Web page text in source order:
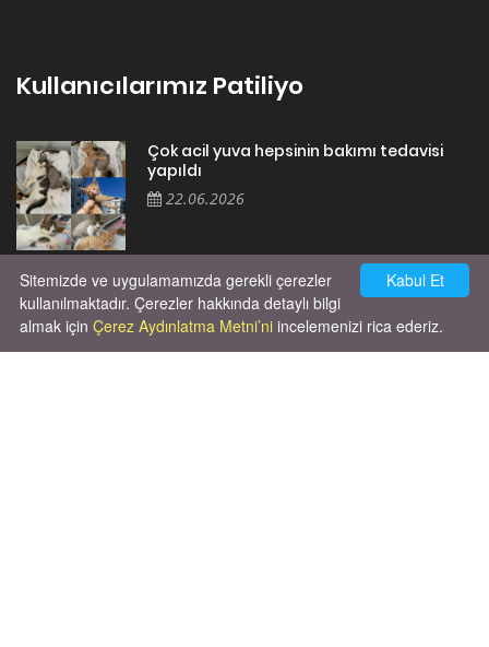
Kullanıcılarımız Patiliyo
Çok acil yuva hepsinin bakımı tedavisi
yapıldı
22.06.2026
Cok huysal asla tırmalama huyu yok yeni
kısırlastırdım tuvalet egitimi de var
kumundan baska yere ya...
02.03.2026
Kabul Et
Sitemizde ve uygulamamızda gerekli çerezler
kullanılmaktadır. Çerezler hakkında detaylı bilgi
almak için Çerez Aydınlatma Metni’ni incelemenizi rica ederiz.